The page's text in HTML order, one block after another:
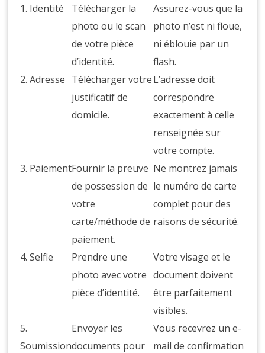
1. Identité
Télécharger la
photo ou le scan
de votre pièce
d’identité.
Assurez-vous que la
photo n’est ni floue,
ni éblouie par un
flash.
2. Adresse Télécharger votre
justificatif de
domicile.
L’adresse doit
correspondre
exactement à celle
renseignée sur
votre compte.
3. PaiementFournir la preuve
de possession de
votre
carte/méthode de
paiement.
Ne montrez jamais
le numéro de carte
complet pour des
raisons de sécurité.
4. Selfie
Prendre une
photo avec votre
pièce d’identité.
Votre visage et le
document doivent
être parfaitement
visibles.
5.
Soumission
Envoyer les
documents pour
Vous recevrez un e-
mail de confirmation